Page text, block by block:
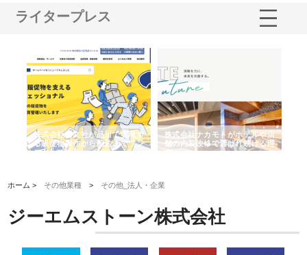
ライタープレス
株式会社耕文社が品川で実現す
る販促物製作から配送までワン
ストップ対応
株式会社ナカモトがホテルや店
舗の内装改修で選ばれ続ける理
由
ホーム > その他業種 > その他_法人・企業
ジーエムストーン株式会社